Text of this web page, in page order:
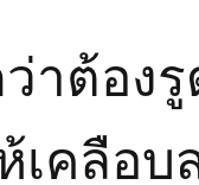
าต้องรู
เคลือ